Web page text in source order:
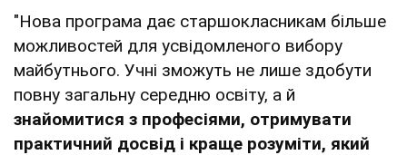
"Нова програма дає старшокласникам більше
можливостей для усвідомленого вибору
майбутнього. Учні зможуть не лише здобути
повну загальну середню освіту, а й
знайомитися з професіями, отримувати
практичний досвід і краще розуміти, який